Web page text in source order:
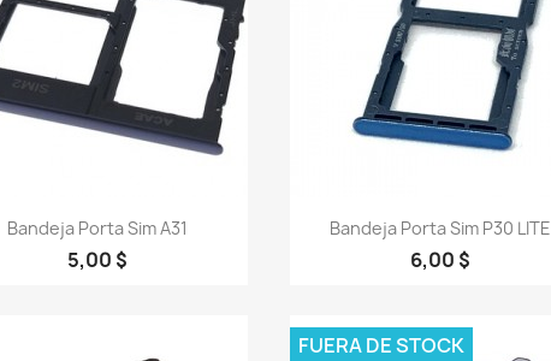
Vista rápida
Bandeja Porta Sim A31
5,00 $
Vista rápida
Bandeja Porta Sim P30 LITE
6,00 $
FUERA DE STOCK